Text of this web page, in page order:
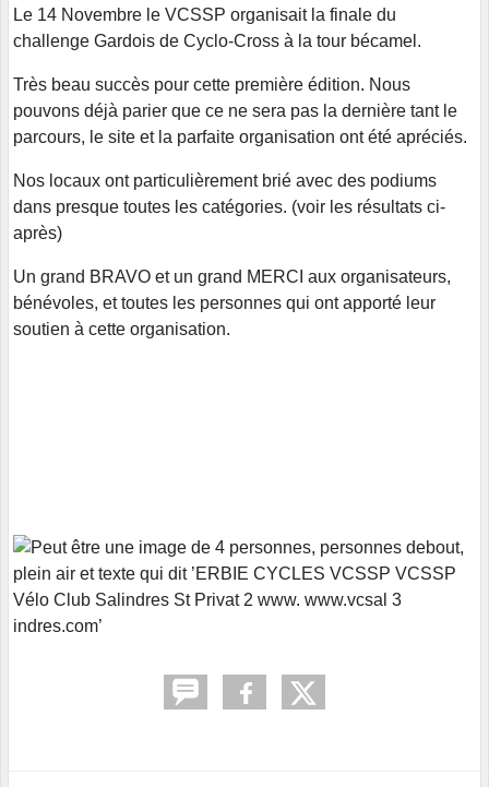
Le 14 Novembre le VCSSP organisait la finale du
challenge Gardois de Cyclo-Cross à la tour bécamel.
Très beau succès pour cette première édition. Nous
pouvons déjà parier que ce ne sera pas la dernière tant le
parcours, le site et la parfaite organisation ont été apréciés.
Nos locaux ont particulièrement brié avec des podiums
dans presque toutes les catégories. (voir les résultats ci-
après)
Un grand BRAVO et un grand MERCI aux organisateurs,
bénévoles, et toutes les personnes qui ont apporté leur
soutien à cette organisation.